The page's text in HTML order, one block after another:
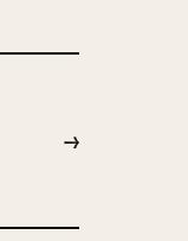
→